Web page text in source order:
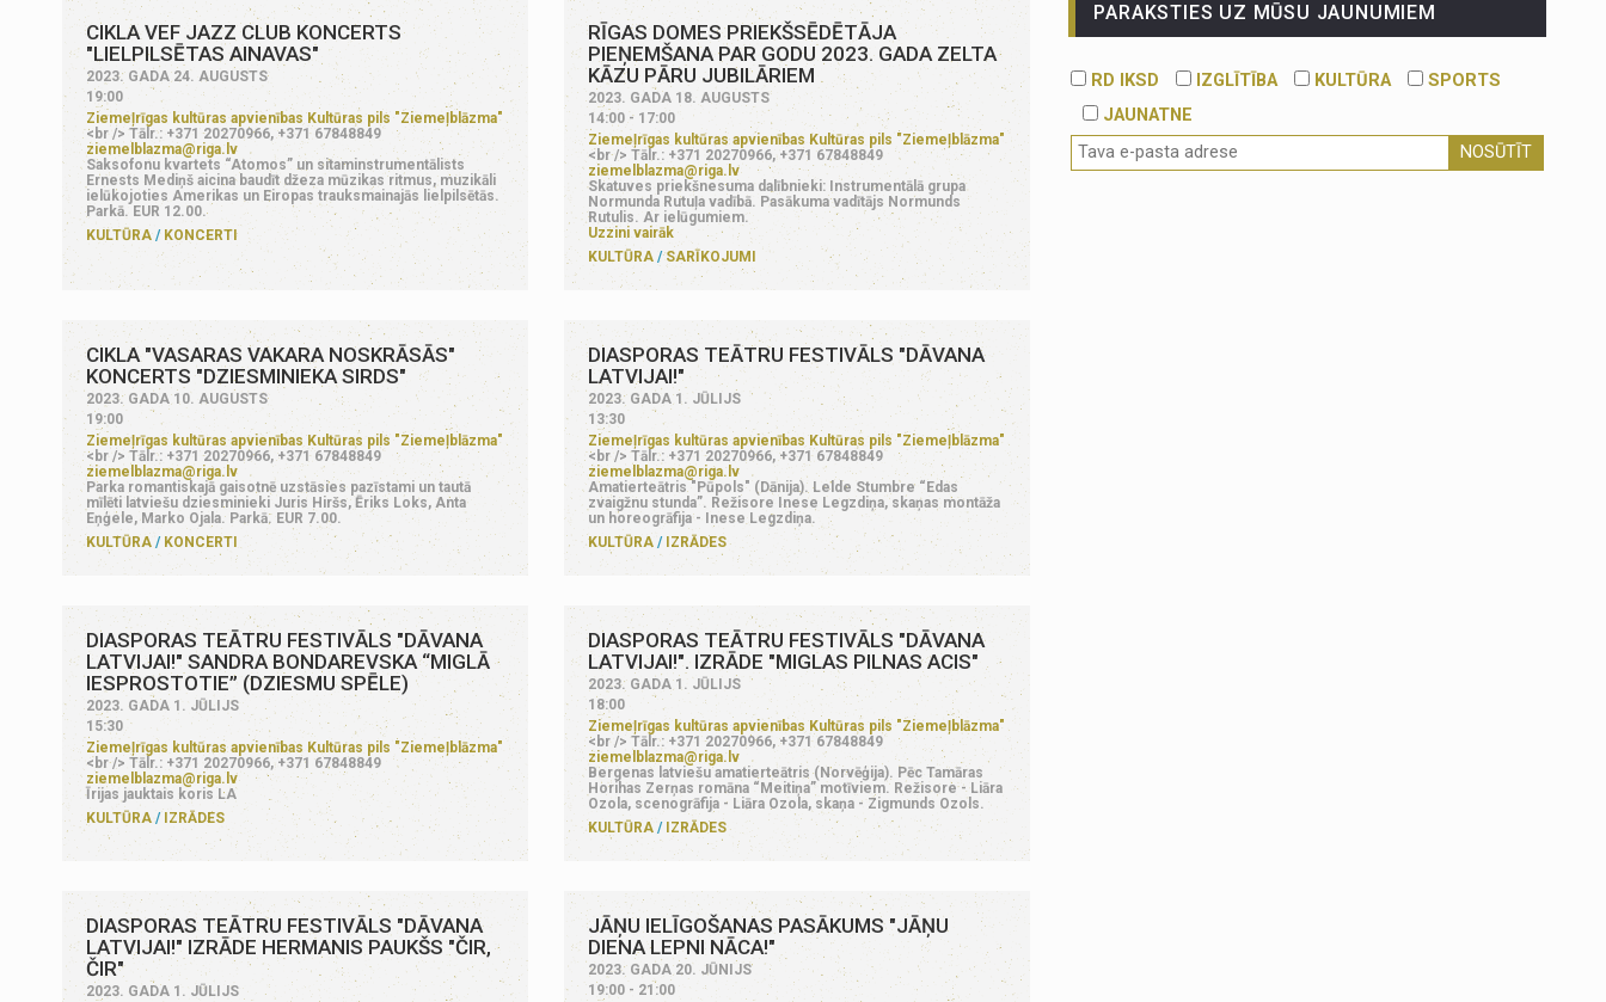
CIKLA VEF JAZZ CLUB KONCERTS
"LIELPILSĒTAS AINAVAS"
2023. GADA 24. AUGUSTS
19:00
Ziemeļrīgas kultūras apvienības Kultūras pils "Ziemeļblāzma"
<br /> Tālr.: +371 20270966, +371 67848849
ziemelblazma@riga.lv
Saksofonu kvartets “Atomos” un sitaminstrumentālists
Ernests Mediņš aicina baudīt džeza mūzikas ritmus, muzikāli
ielūkojoties Amerikas un Eiropas trauksmainajās lielpilsētās.
Parkā. EUR 12.00.
KULTŪRA
KONCERTI
RĪGAS DOMES PRIEKŠSĒDĒTĀJA
PIEŅEMŠANA PAR GODU 2023. GADA ZELTA
KĀZU PĀRU JUBILĀRIEM
2023. GADA 18. AUGUSTS
14:00 - 17:00
Ziemeļrīgas kultūras apvienības Kultūras pils "Ziemeļblāzma"
<br /> Tālr.: +371 20270966, +371 67848849
ziemelblazma@riga.lv
Skatuves priekšnesuma dalībnieki: Instrumentālā grupa
Normunda Rutuļa vadībā. Pasākuma vadītājs Normunds
Rutulis. Ar ielūgumiem.
Uzzini vairāk
KULTŪRA
SARĪKOJUMI
CIKLA "VASARAS VAKARA NOSKRĀSĀS"
KONCERTS "DZIESMINIEKA SIRDS"
2023. GADA 10. AUGUSTS
19:00
Ziemeļrīgas kultūras apvienības Kultūras pils "Ziemeļblāzma"
<br /> Tālr.: +371 20270966, +371 67848849
ziemelblazma@riga.lv
Parka romantiskajā gaisotnē uzstāsies pazīstami un tautā
mīlēti latviešu dziesminieki Juris Hiršs, Ēriks Loks, Anta
Eņģele, Marko Ojala. Parkā. EUR 7.00.
KULTŪRA
KONCERTI
DIASPORAS TEĀTRU FESTIVĀLS "DĀVANA
LATVIJAI!"
2023. GADA 1. JŪLIJS
13:30
Ziemeļrīgas kultūras apvienības Kultūras pils "Ziemeļblāzma"
<br /> Tālr.: +371 20270966, +371 67848849
ziemelblazma@riga.lv
Amatierteātris "Pūpols" (Dānija). Lelde Stumbre “Edas
zvaigžnu stunda”. Režisore Inese Legzdiņa, skaņas montāža
un horeogrāfija - Inese Legzdiņa.
KULTŪRA
IZRĀDES
DIASPORAS TEĀTRU FESTIVĀLS "DĀVANA
LATVIJAI!" SANDRA BONDAREVSKA “MIGLĀ
IESPROSTOTIE” (DZIESMU SPĒLE)
2023. GADA 1. JŪLIJS
15:30
Ziemeļrīgas kultūras apvienības Kultūras pils "Ziemeļblāzma"
<br /> Tālr.: +371 20270966, +371 67848849
ziemelblazma@riga.lv
Īrijas jauktais koris LA
KULTŪRA
IZRĀDES
DIASPORAS TEĀTRU FESTIVĀLS "DĀVANA
LATVIJAI!". IZRĀDE "MIGLAS PILNAS ACIS"
2023. GADA 1. JŪLIJS
18:00
Ziemeļrīgas kultūras apvienības Kultūras pils "Ziemeļblāzma"
<br /> Tālr.: +371 20270966, +371 67848849
ziemelblazma@riga.lv
Bergenas latviešu amatierteātris (Norvēģija). Pēc Tamāras
Horihas Zerņas romāna “Meitiņa” motīviem. Režisore - Liāra
Ozola, scenogrāfija - Liāra Ozola, skaņa - Zigmunds Ozols.
KULTŪRA
IZRĀDES
DIASPORAS TEĀTRU FESTIVĀLS "DĀVANA
LATVIJAI!" IZRĀDE HERMANIS PAUKŠS "ČIR,
ČIR"
2023. GADA 1. JŪLIJS
JĀŅU IELĪGOŠANAS PASĀKUMS "JĀŅU
DIENA LEPNI NĀCA!"
2023. GADA 20. JŪNIJS
19:00 - 21:00
PARAKSTIES UZ MŪSU JAUNUMIEM
RD IKSD IZGLĪTĪBA KULTŪRA
SPORTS
JAUNATNE
NOSŪTĪT